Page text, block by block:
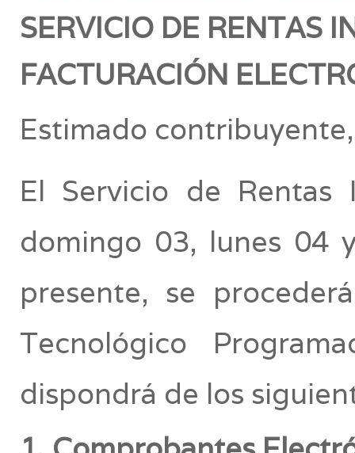
SERVICIO DE RENTAS
FACTURACIÓN
Estimado contribuyente,
El Servicio de
domingo 03, lunes 04
presente, se
Tecnológico
dispondrá de los